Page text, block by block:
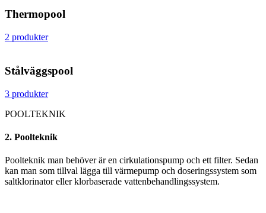
Thermopool
2 produkter
Stålväggspool
3 produkter
POOLTEKNIK
2. Poolteknik
Poolteknik man behöver är en cirkulationspump och ett filter. Sedan
kan man som tillval lägga till värmepump och doseringssystem som
saltklorinator eller klorbaserade vattenbehandlingssystem.